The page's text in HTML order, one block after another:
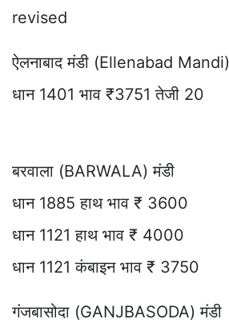
revised
ऐलनाबाद मंडी (Ellenabad Mandi)
धान 1401 भाव ₹3751 तेजी 20
बरवाला (BARWALA) मंडी
धान 1885 हाथ भाव ₹ 3600
धान 1121 हाथ भाव ₹ 4000
धान 1121 कंबाइन भाव ₹ 3750
गंजबासोदा (GANJBASODA) मंडी